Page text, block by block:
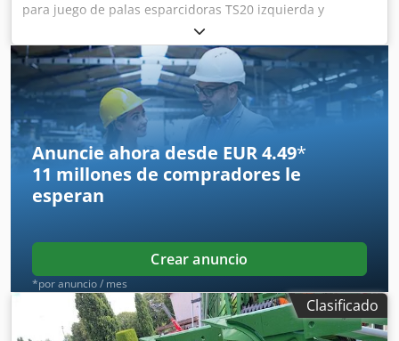
para juego de palas esparcidoras TS20 izquierda y
derecha, accionamiento hidráulico izquierda y derecha
con Auto TS y FlowControl, disco principal izquierda y
derecha con AutoTS, barra de protección tubular,
dispositivo de rodillo y estacionamiento abatible,
iluminación de trabajo, sensor de inclinación para sistema
de pesaje, 16 unidades EasyCheck. Crsdpfxjt A Tzwj Adtjf
Anuncie ahora desde EUR 4.49*
11 millones de compradores le
esperan
Crear anuncio
*por anuncio / mes
Clasificado